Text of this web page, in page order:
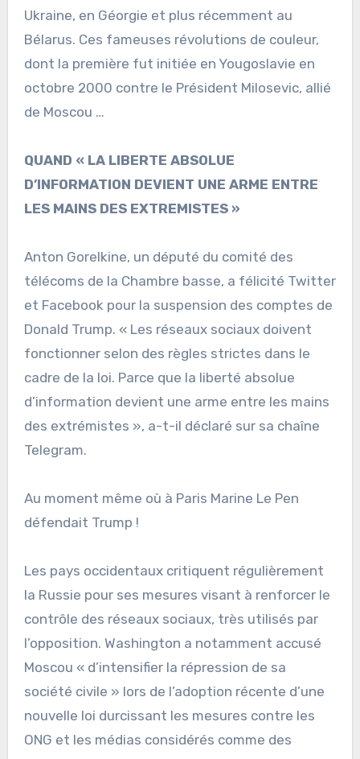
Ukraine, en Géorgie et plus récemment au
Bélarus. Ces fameuses révolutions de couleur,
dont la première fut initiée en Yougoslavie en
octobre 2000 contre le Président Milosevic, allié
de Moscou …
QUAND « LA LIBERTE ABSOLUE
D’INFORMATION DEVIENT UNE ARME ENTRE
LES MAINS DES EXTREMISTES »
Anton Gorelkine, un député du comité des
télécoms de la Chambre basse, a félicité Twitter
et Facebook pour la suspension des comptes de
Donald Trump. « Les réseaux sociaux doivent
fonctionner selon des règles strictes dans le
cadre de la loi. Parce que la liberté absolue
d’information devient une arme entre les mains
des extrémistes », a-t-il déclaré sur sa chaîne
Telegram.
Au moment même où à Paris Marine Le Pen
défendait Trump !
Les pays occidentaux critiquent régulièrement
la Russie pour ses mesures visant à renforcer le
contrôle des réseaux sociaux, très utilisés par
l’opposition. Washington a notamment accusé
Moscou « d’intensifier la répression de sa
société civile » lors de l’adoption récente d’une
nouvelle loi durcissant les mesures contre les
ONG et les médias considérés comme des